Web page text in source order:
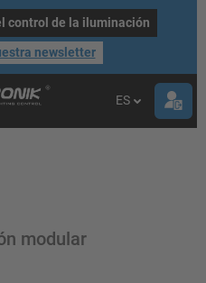
control de la iluminación
newsletter
ES
modular